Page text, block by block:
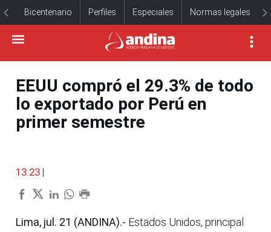
Bicentenario Perfiles Especiales Normas legales
EEUU compró el 29.3% de todo
lo exportado por Perú en
primer semestre
13:23 |
Lima, jul. 21 (ANDINA).- Estados Unidos, principal